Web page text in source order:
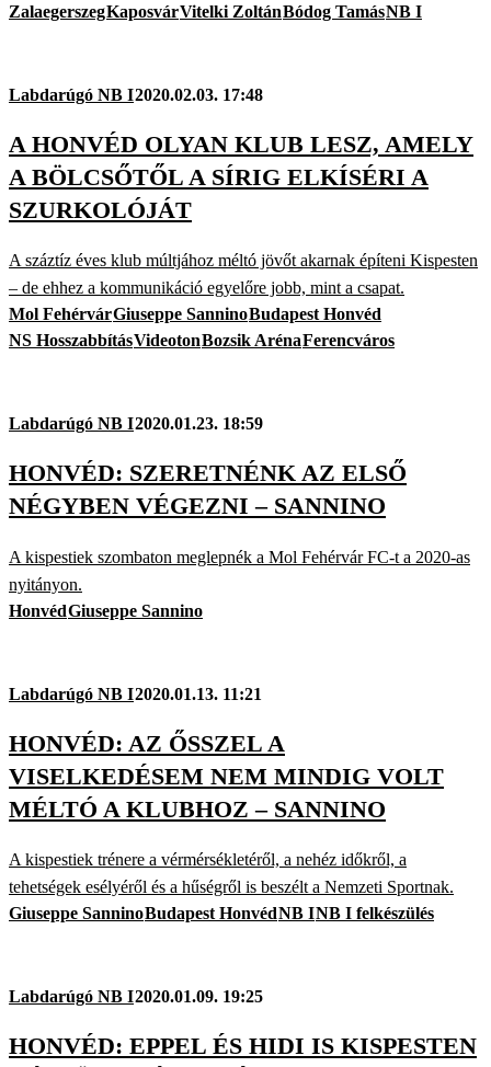
ZalaegerszegKaposvárVitelki ZoltánBódog TamásNB I
Labdarúgó NB I2020.02.03. 17:48
A HONVÉD OLYAN KLUB LESZ, AMELY
A BÖLCSŐTŐL A SÍRIG ELKÍSÉRI A
SZURKOLÓJÁT
A száztíz éves klub múltjához méltó jövőt akarnak építeni Kispesten
– de ehhez a kommunikáció egyelőre jobb, mint a csapat.
Mol FehérvárGiuseppe SanninoBudapest Honvéd
NS HosszabbításVideotonBozsik ArénaFerencváros
Labdarúgó NB I2020.01.23. 18:59
HONVÉD: SZERETNÉNK AZ ELSŐ
NÉGYBEN VÉGEZNI – SANNINO
A kispestiek szombaton meglepnék a Mol Fehérvár FC-t a 2020-as
nyitányon.
HonvédGiuseppe Sannino
Labdarúgó NB I2020.01.13. 11:21
HONVÉD: AZ ŐSSZEL A
VISELKEDÉSEM NEM MINDIG VOLT
MÉLTÓ A KLUBHOZ – SANNINO
A kispestiek trénere a vérmérsékletéről, a nehéz időkről, a
tehetségek esélyéről és a hűségről is beszélt a Nemzeti Sportnak.
Giuseppe SanninoBudapest HonvédNB INB I felkészülés
Labdarúgó NB I2020.01.09. 19:25
HONVÉD: EPPEL ÉS HIDI IS KISPESTEN